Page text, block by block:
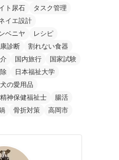
ト尿石
タスク管理
イエ設計
ベニヤ
レシピ
診断
割れない食器
国内旅行
国家試験
日本福祉大学
犬の愛用品
精神保健福祉士
腸活
骨折対策 高岡市